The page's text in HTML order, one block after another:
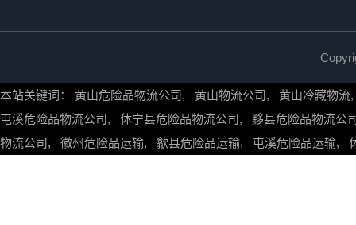
本站关键词： 黄山危险品物流公司, 黄山物流公司, 黄山冷藏物流
屯溪危险品物流公司, 休宁县危险品物流公司, 黟县危险品物流公
物流公司, 徽州危险品运输, 歙县危险品运输, 屯溪危险品运输,